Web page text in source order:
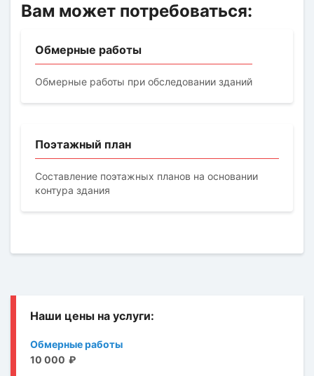
Вам может потребоваться:
Обмерные работы
Обмерные работы при обследовании зданий
Поэтажный план
Составление поэтажных планов на основании
контура здания
Обмерные работы
10 000